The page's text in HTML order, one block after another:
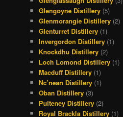
Glengoyne Distillery (5)
Glenmorangie Distillery (2)
Glenturret Distillery (1)
Invergordon Distillery (1)
Knockdhu Distillery (2)
Loch Lomond Distillery (1)
Macduff Distillery (1)
Nc’nean Distillery (1)
Oban Distillery (3)
Pulteney Distillery (2)
Royal Brackla Distillery (1)